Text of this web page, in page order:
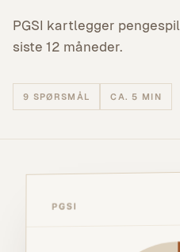
PGSI kartlegger
siste 12 måneder.
9 SPØRSMÅL CA. 5 MIN